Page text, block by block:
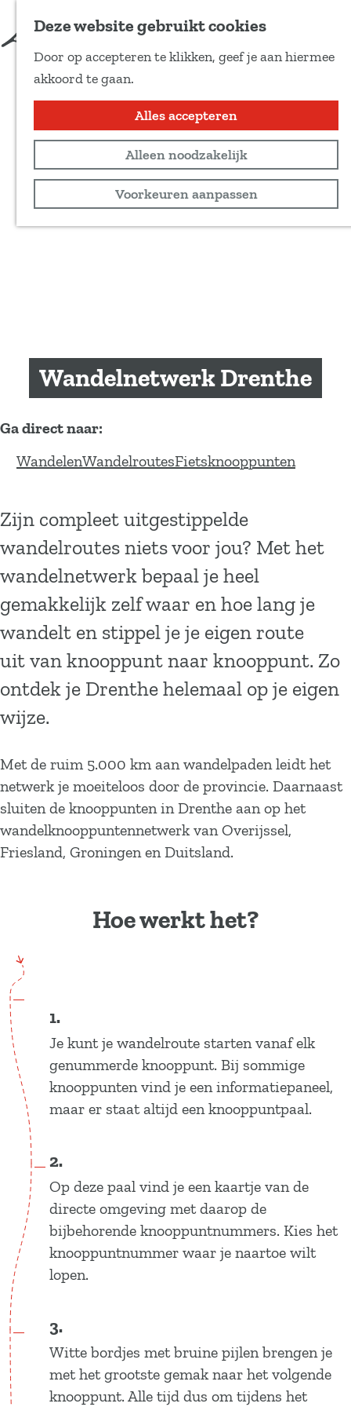
Deze website gebruikt cookies
Door op accepteren te klikken, geef je aan hiermee
akkoord te gaan.
Alles accepteren
Alleen noodzakelijk
Voorkeuren aanpassen
Wandelnetwerk Drenthe
Ga direct naar:
W
d
e
l
n
WandelenW
d
e
l
r
o
u
t
e
s
WandelroutesF
t
s
k
o
o
p
u
e
n
Fietsknooppunten
Zijn compleet uitgestippelde
wandelroutes niets voor jou? Met het
wandelnetwerk bepaal je heel
gemakkelijk zelf waar en hoe lang je
wandelt en stippel je je eigen route
uit van knooppunt naar knooppunt. Zo
ontdek je Drenthe helemaal op je eigen
wijze.
Met de ruim 5.000 km aan wandelpaden leidt het
netwerk je moeiteloos door de provincie. Daarnaast
sluiten de knooppunten in Drenthe aan op het
wandelknooppuntennetwerk van Overijssel,
Friesland, Groningen en Duitsland.
Hoe werkt het?
1.
Je kunt je wandelroute starten vanaf elk
genummerde knooppunt. Bij sommige
knooppunten vind je een informatiepaneel,
maar er staat altijd een knooppuntpaal.
2.
Op deze paal vind je een kaartje van de
directe omgeving met daarop de
bijbehorende knooppuntnummers. Kies het
knooppuntnummer waar je naartoe wilt
lopen.
3.
Witte bordjes met bruine pijlen brengen je
met het grootste gemak naar het volgende
knooppunt. Alle tijd dus om tijdens het